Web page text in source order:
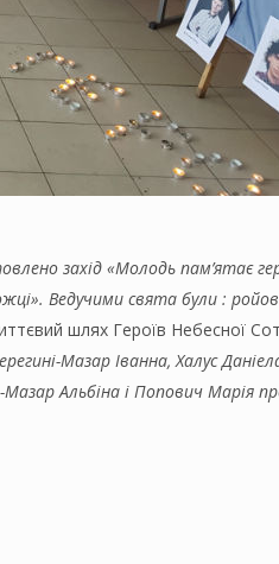
захід «Молодь пам’ятає
Ведучими свята були :
шлях Героїв Небесної
Мазар Іванна, Халус
Альбіна і Попович Марія